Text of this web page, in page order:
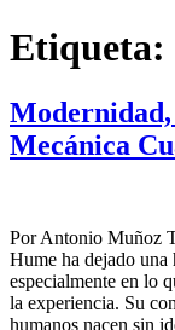
Etiqueta:
Mecánica
Por Antonio Muñoz
Hume ha dejado una
especialmente en lo
la experiencia. Su
humanos nacen sin